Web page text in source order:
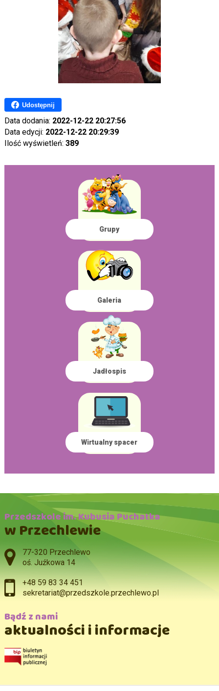
Udostępnij
Data dodania: 2022-12-22 20:27:56
Data edycji: 2022-12-22 20:29:39
Ilość wyświetleń: 389
Grupy
Galeria
Jadłospis
Wirtualny spacer
Przedszkole im. Kubusia Puchatka
w Przechlewie
Adres pocztowy:
77-320 Przechlewo
oś. Juźkowa 14
+48 59 83 34 451
sekretariat@przedszkole.przechlewo.pl
Bądź z nami
aktualności i informacje